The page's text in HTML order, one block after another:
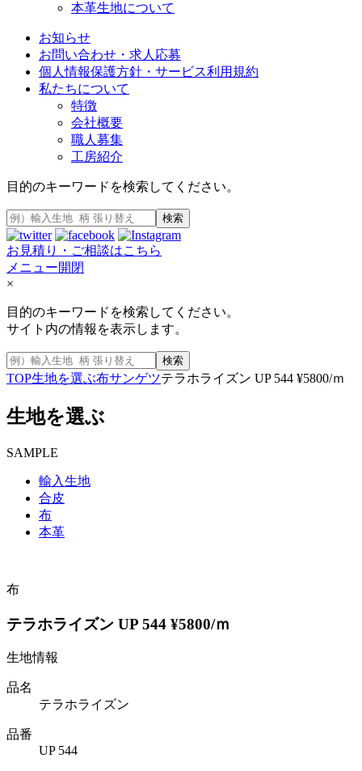
本革生地について
お知らせ
お問い合わせ・求人応募
個人情報保護方針・サービス利用規約
私たちについて
特徴
会社概要
職人募集
工房紹介
目的のキーワードを検索してください。
検索
お見積り・ご相談はこちら
メニュー開閉
×
目的のキーワードを検索してください。
サイト内の情報を表示します。
検索
TOP生地を選ぶ布サンゲツテラホライズン UP 544 ¥5800/ｍ
生地を選ぶ
SAMPLE
輸入生地
合皮
布
本革
布
テラホライズン UP 544 ¥5800/ｍ
生地情報
品名
テラホライズン
品番
UP 544